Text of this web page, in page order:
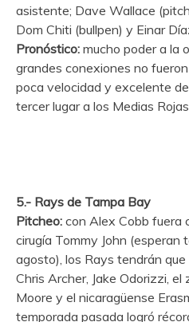
asistente; Dave Wallace
Dom Chiti (bullpen) y Einar
Pronóstico: mucho poder a la
grandes conexiones no
poca velocidad y excelente
tercer lugar a los Medias Rojas.
5.- Rays de Tampa Bay
Pitcheo: con Alex Cobb fuera
cirugía Tommy John (esperan
agosto), los Rays tendrán
Chris Archer, Jake Odorizzi,
Moore y el nicaragüense
temporada pasada logró